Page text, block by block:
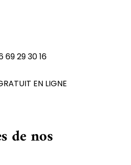
69 29 30 16
EN LIGNE
de nos